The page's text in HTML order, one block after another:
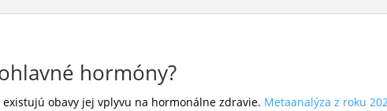
hormóny?
obavy jej vplyvu na hormonálne zdravie. Metaanalýza z roku